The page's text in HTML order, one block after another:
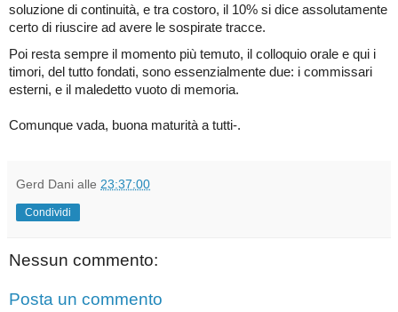
soluzione di continuità, e tra costoro, il 10% si dice assolutamente
certo di riuscire ad avere le sospirate tracce.
Poi resta sempre il momento più temuto, il colloquio orale e qui i
timori, del tutto fondati, sono essenzialmente due: i commissari
esterni, e il maledetto vuoto di memoria.
Comunque vada, buona maturità a tutti-.
Gerd Dani alle 23:37:00
Condividi
Nessun commento:
Posta un commento